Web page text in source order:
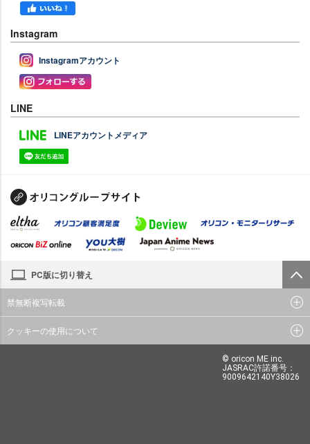
Instagram
Instagramアカウント
LINE
LINEアカウントメディア
PC版に切り替え
禁無断複写転載
クッキーの使用について
© oricon ME inc.
JASRAC許諾番号：
9009642140Y38026